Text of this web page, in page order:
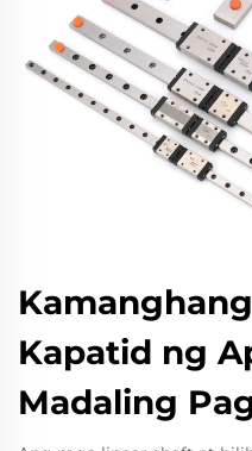
Kapatid ng
Madaling